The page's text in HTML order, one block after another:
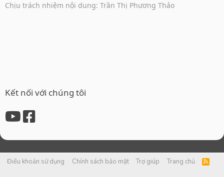
Chịu trách nhiệm nội dung: Trần Thị Phương Thảo
Kết nối với chúng tôi
Điều khoản sử dụng Chính sách bảo mật Trợ giúp Trang chủ
R
S